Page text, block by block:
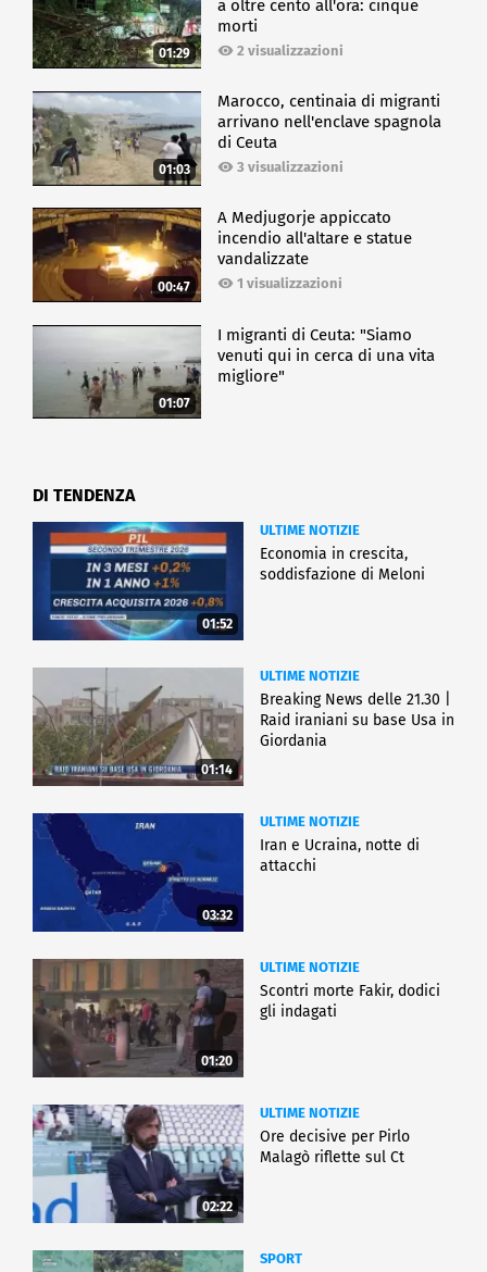
01:29
a oltre cento all'ora: cinque
morti
2 visualizzazioni
01:03
Marocco, centinaia di migranti
arrivano nell'enclave spagnola
di Ceuta
3 visualizzazioni
00:47
A Medjugorje appiccato
incendio all'altare e statue
vandalizzate
1 visualizzazioni
01:07
I migranti di Ceuta: "Siamo
venuti qui in cerca di una vita
migliore"
DI TENDENZA
01:52
ULTIME NOTIZIE
Economia in crescita,
soddisfazione di Meloni
01:14
ULTIME NOTIZIE
Breaking News delle 21.30 |
Raid iraniani su base Usa in
Giordania
03:32
ULTIME NOTIZIE
Iran e Ucraina, notte di
attacchi
01:20
ULTIME NOTIZIE
Scontri morte Fakir, dodici
gli indagati
02:22
ULTIME NOTIZIE
Ore decisive per Pirlo
Malagò riflette sul Ct
SPORT